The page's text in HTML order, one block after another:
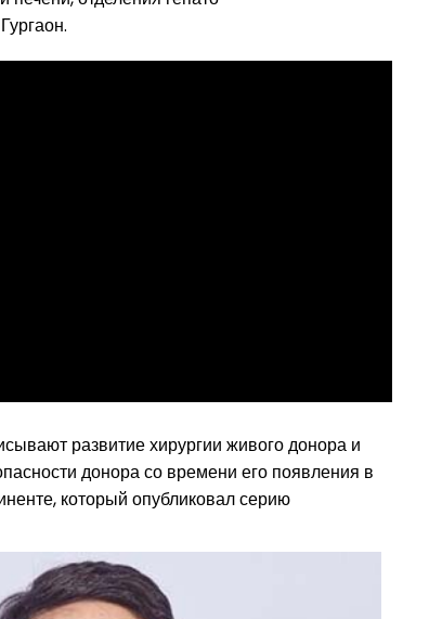
развитие хирургии живого донора и
донора со времени его появления в
который опубликовал серию